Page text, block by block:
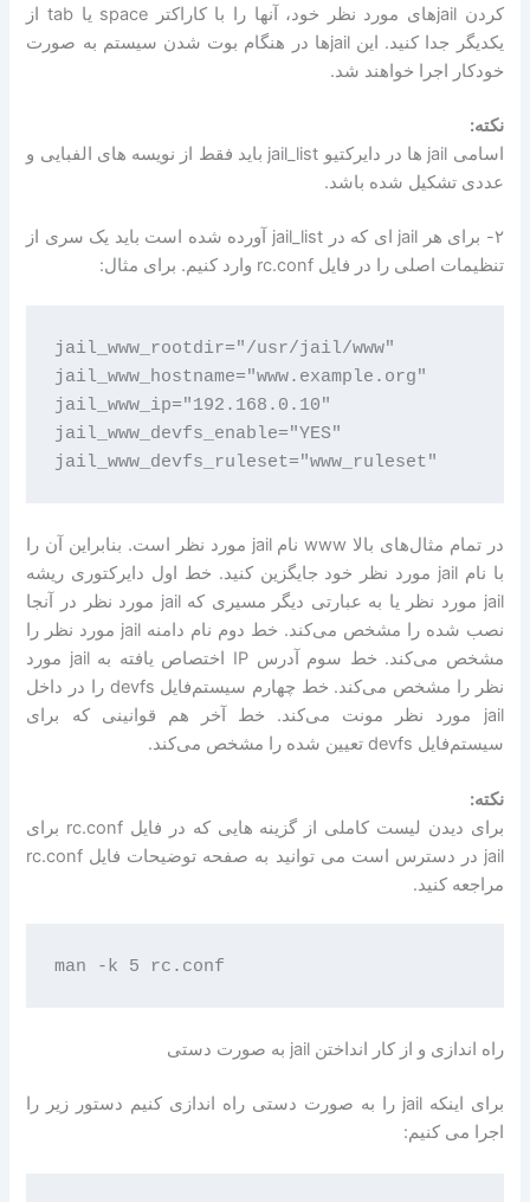
کردن jail‌های مورد نظر خود، آنها را با کاراکتر space یا tab از
یکدیگر جدا کنید. این jailها در هنگام بوت شدن سیستم به صورت
خودکار اجرا خواهند شد.
نکته:
اسامی jail ها در دایرکتیو jail_list باید فقط از نویسه های الفبایی و
عددی تشکیل شده باشد.
۲- برای هر jail ای که در jail_list آورده شده است باید یک سری از
تنظیمات اصلی را در فایل rc.conf وارد کنیم. برای مثال:
jail_www_rootdir="/usr/jail/www"
jail_www_hostname="www.example.org"
jail_www_ip="192.168.0.10"
jail_www_devfs_enable="YES"
در تمام مثال‌های بالا www نام jail مورد نظر است. بنابراین آن را
با نام jail مورد نظر خود جایگزین کنید. خط اول دایرکتوری ریشه
jail مورد نظر یا به عبارتی دیگر مسیری که jail مورد نظر در آنجا
نصب شده را مشخص می‌کند. خط دوم نام دامنه jail مورد نظر را
مشخص می‌کند. خط سوم آدرس IP اختصاص یافته به jail مورد
نظر را مشخص می‌کند. خط چهارم سیستم‌فایل devfs را در داخل
jail مورد نظر مونت می‌کند. خط آخر هم قوانینی که برای
سیستم‌فایل devfs تعیین شده را مشخص می‌کند.
نکته:
برای دیدن لیست کاملی از گزینه هایی که در فایل rc.conf برای
jail در دسترس است می توانید به صفحه توضیحات فایل rc.conf
مراجعه کنید.
راه اندازی و از کار انداختن jail به صورت دستی
برای اینکه jail را به صورت دستی راه اندازی کنیم دستور زیر را
اجرا می کنیم: